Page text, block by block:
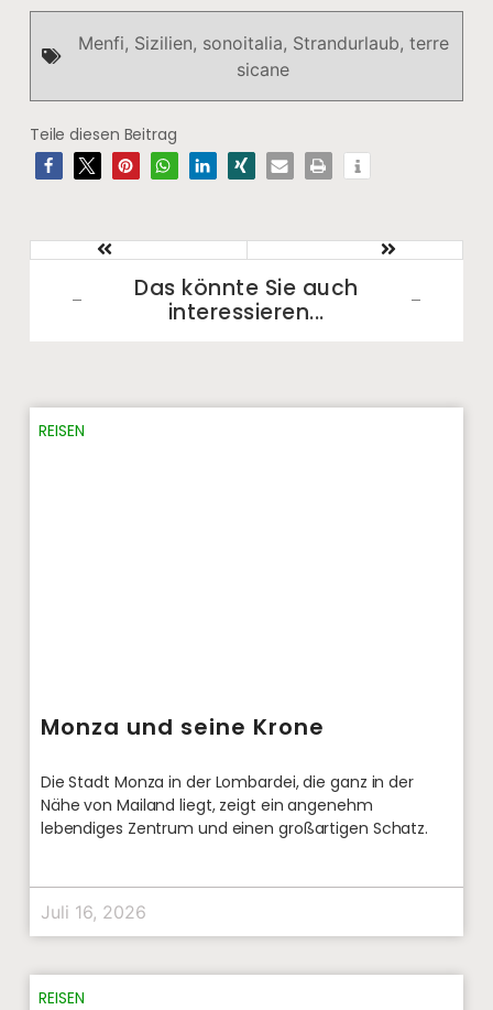
Menfi, Sizilien, sonoitalia, Strandurlaub, terre
sicane
Teile diesen Beitrag
Das könnte Sie auch
interessieren...​
REISEN
Monza und seine Krone
Die Stadt Monza in der Lombardei, die ganz in der
Nähe von Mailand liegt, zeigt ein angenehm
lebendiges Zentrum und einen großartigen Schatz.
Juli 16, 2026
REISEN